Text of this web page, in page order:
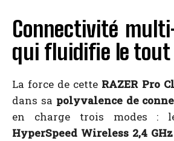
Connectivité
qui fluidifie le tout
La force de cette RAZER Pro
dans sa polyvalence de
en charge trois modes :
HyperSpeed Wireless 2,4 GHz